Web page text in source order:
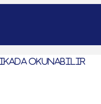
okunabilir